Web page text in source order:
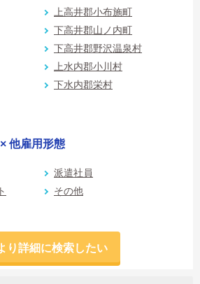
上高井郡小布施町
下高井郡山ノ内町
下高井郡野沢温泉村
上水内郡小川村
下水内郡栄村
他雇用形態
派遣社員
その他
り詳細に検索したい